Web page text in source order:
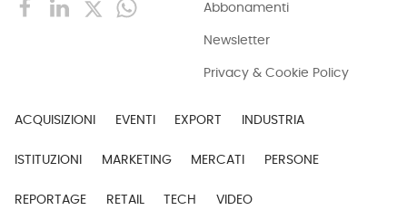
Abbonamenti
Newsletter
Privacy & Cookie Policy
ACQUISIZIONI EVENTI EXPORT INDUSTRIA
ISTITUZIONI MARKETING MERCATI PERSONE
REPORTAGE RETAIL TECH VIDEO